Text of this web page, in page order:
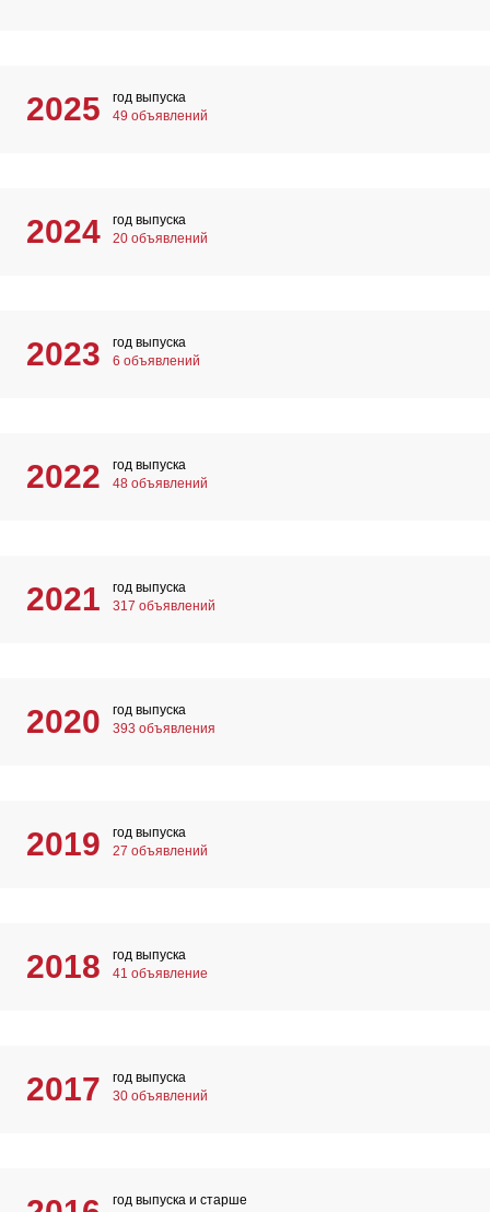
2025
год выпуска
49 объявлений
2024
год выпуска
20 объявлений
2023
год выпуска
6 объявлений
2022
год выпуска
48 объявлений
2021
год выпуска
317 объявлений
2020
год выпуска
393 объявления
2019
год выпуска
27 объявлений
2018
год выпуска
41 объявление
2017
год выпуска
30 объявлений
год выпуска и старше